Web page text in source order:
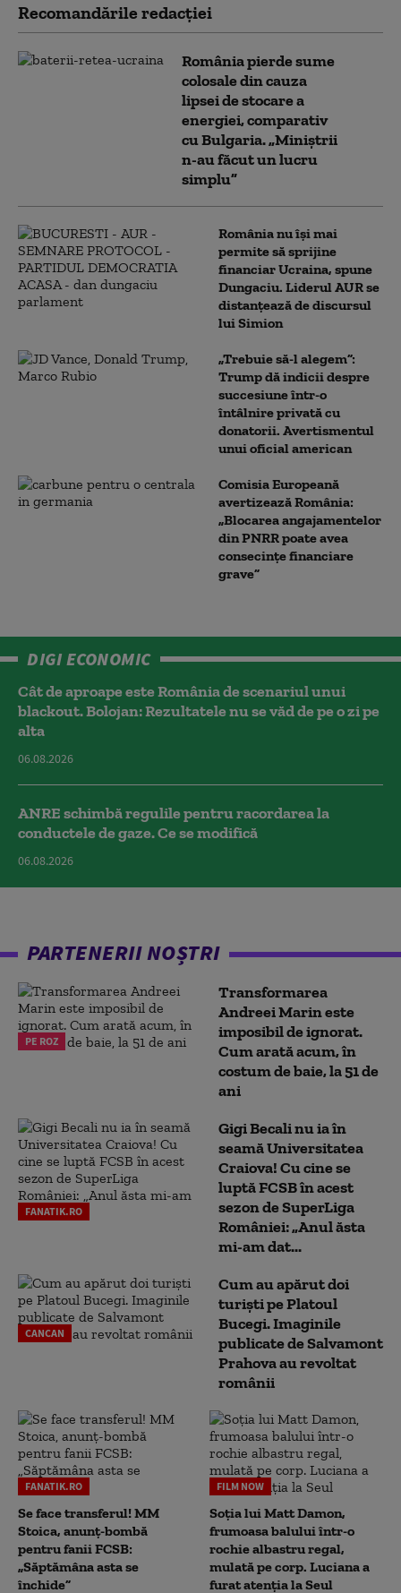
Recomandările redacţiei
România pierde sume
colosale din cauza
lipsei de stocare a
energiei, comparativ
cu Bulgaria. „Miniștrii
n-au făcut un lucru
simplu”
România nu își mai
permite să sprijine
financiar Ucraina, spune
Dungaciu. Liderul AUR se
distanțează de discursul
lui Simion
„Trebuie să-l alegem”:
Trump dă indicii despre
succesiune într-o
întâlnire privată cu
donatorii. Avertismentul
unui oficial american
Comisia Europeană
avertizează România:
„Blocarea angajamentelor
din PNRR poate avea
consecințe financiare
grave”
DIGI ECONOMIC
Cât de aproape este România de scenariul unui
blackout. Bolojan: Rezultatele nu se văd de pe o zi pe
alta
06.08.2026
ANRE schimbă regulile pentru racordarea la
conductele de gaze. Ce se modifică
06.08.2026
PARTENERII NOȘTRI
PE ROZ
Transformarea
Andreei Marin este
imposibil de ignorat.
Cum arată acum, în
costum de baie, la 51 de
ani
FANATIK.RO
Gigi Becali nu ia în
seamă Universitatea
Craiova! Cu cine se
luptă FCSB în acest
sezon de SuperLiga
României: „Anul ăsta
mi-am dat...
CANCAN
Cum au apărut doi
turiști pe Platoul
Bucegi. Imaginile
publicate de Salvamont
Prahova au revoltat
românii
FANATIK.RO
Se face transferul! MM
Stoica, anunț-bombă
pentru fanii FCSB:
„Săptămâna asta se
închide”
FILM NOW
Soția lui Matt Damon,
frumoasa balului într-o
rochie albastru regal,
mulată pe corp. Luciana a
furat atenția la Seul